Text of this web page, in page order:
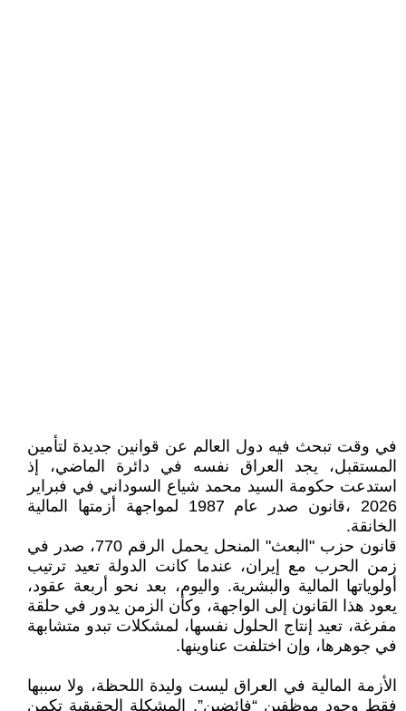
في وقت تبحث فيه دول العالم عن قوانين جديدة لتأمين
المستقبل، يجد العراق نفسه في دائرة الماضي، إذ
استدعت حكومة السيد محمد شياع السوداني في فبراير
2026 ،قانون صدر عام 1987 لمواجهة أزمتها المالية
الخانقة.
قانون حزب "البعث" المنحل يحمل الرقم 770، صدر في
زمن الحرب مع إيران، عندما كانت الدولة تعيد ترتيب
أولوياتها المالية والبشرية. واليوم، بعد نحو أربعة عقود،
يعود هذا القانون إلى الواجهة، وكأن الزمن يدور في حلقة
مفرغة، تعيد إنتاج الحلول نفسها، لمشكلات تبدو متشابهة
في جوهرها، وإن اختلفت عناوينها.
الأزمة المالية في العراق ليست وليدة اللحظة، ولا سببها
فقط وجود موظفين “فائضين”. المشكلة الحقيقية تكمن